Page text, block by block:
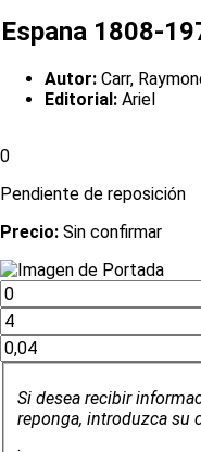
Espana 1808-
Autor: Carr,
Editorial: Ariel
0
Pendiente de reposición
Precio: Sin confirmar
Si desea recibir
reponga, introduzca su
.